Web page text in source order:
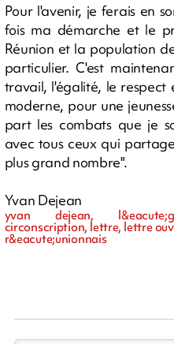
Pour l'avenir, je ferais en
fois ma démarche et le
Réunion et la population
particulier. C'est
travail, l'égalité, le respect
moderne, pour une
part les combats que je
avec tous ceux qui
plus grand nombre".
Yvan Dejean
yvan dejean,
circonscription, lettre, lettre
r&eacute;unionnais